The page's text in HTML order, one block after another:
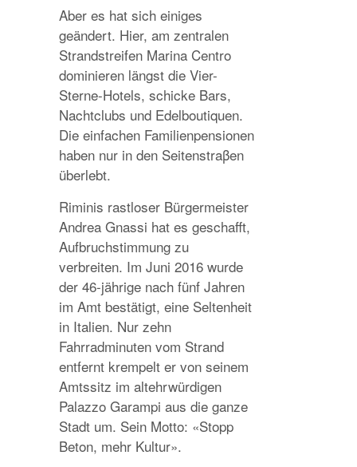
Aber es hat sich einiges
geändert. Hier, am zentralen
Strandstreifen Marina Centro
dominieren längst die Vier-
Sterne-Hotels, schicke Bars,
Nachtclubs und Edelboutiquen.
Die einfachen Familienpensionen
haben nur in den Seitenstraβen
überlebt.
Riminis rastloser Bürgermeister
Andrea Gnassi hat es geschafft,
Aufbruchstimmung zu
verbreiten. Im Juni 2016 wurde
der 46-jährige nach fünf Jahren
im Amt bestätigt, eine Seltenheit
in Italien. Nur zehn
Fahrradminuten vom Strand
entfernt krempelt er von seinem
Amtssitz im altehrwürdigen
Palazzo Garampi aus die ganze
Stadt um. Sein Motto: «Stopp
Beton, mehr Kultur».